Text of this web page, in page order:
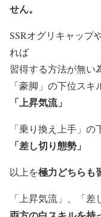
せん。
SSRオグリキャップ
れば
習得する方法が無い
「豪脚」の下位スキ
「上昇気流」
「乗り換え上手」の
「差し切り態勢」
以上を極力どちらも
「上昇気流」、「差